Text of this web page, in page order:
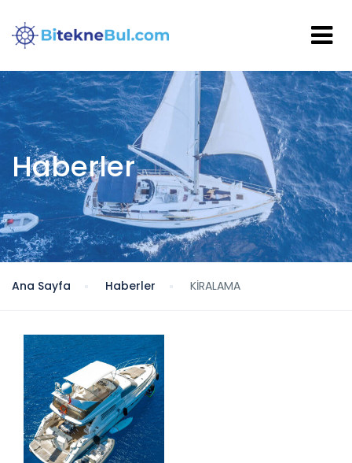
Haberler
Ana Sayfa Haberler KİRALAMA